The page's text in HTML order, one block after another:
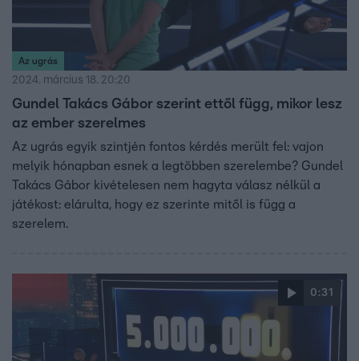
Az ugrás
2024. március 18. 20:20
Gundel Takács Gábor szerint ettől függ, mikor lesz
az ember szerelmes
Az ugrás egyik szintjén fontos kérdés merült fel: vajon
melyik hónapban esnek a legtöbben szerelembe? Gundel
Takács Gábor kivételesen nem hagyta válasz nélkül a
játékost: elárulta, hogy ez szerinte mitől is függ a
szerelem.
0:31